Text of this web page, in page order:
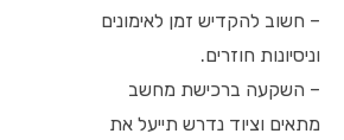
– חשוב להקדיש זמן לאימונים
וניסיונות חוזרים.
– השקעה ברכישת מחשב
מתאים וציוד נדרש תייעל את